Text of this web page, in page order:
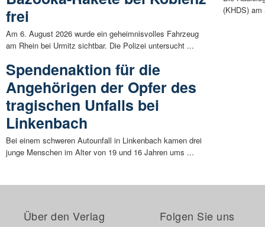
frei
Am 6. August 2026 wurde ein geheimnisvolles Fahrzeug
am Rhein bei Urmitz sichtbar. Die Polizei untersucht ...
Spendenaktion für die
Angehörigen der Opfer des
tragischen Unfalls bei
Linkenbach
Bei einem schweren Autounfall in Linkenbach kamen drei
junge Menschen im Alter von 19 und 16 Jahren ums ...
(KHDS)
Über den Verlag Folgen Sie uns